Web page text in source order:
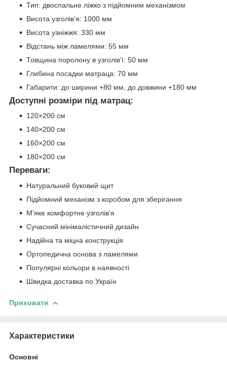
Тип: двоспальне ліжко з підйомним механізмом
Висота узголів’я: 1000 мм
Висота узніжжя: 330 мм
Відстань між ламелями: 55 мм
Товщина поролону в узголів’ї: 50 мм
Глибина посадки матраца: 70 мм
Габарити: до ширини +80 мм, до довжини +180 мм
Доступні розміри під матрац:
120×200 см
140×200 см
160×200 см
180×200 см
Переваги:
Натуральний буковий щит
Підйомний механізм з коробом для зберігання
М’яке комфортне узголів’я
Сучасний мінімалістичний дизайн
Надійна та міцна конструкція
Ортопедична основа з ламелями
Популярні кольори в наявності
Швидка доставка по Україн
Приховати
Характеристики
Основні